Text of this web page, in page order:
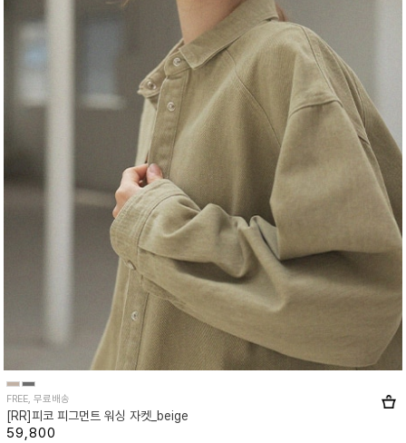
FREE, 무료배송
[RR]피코 피그먼트 워싱 자켓_beige
59,800